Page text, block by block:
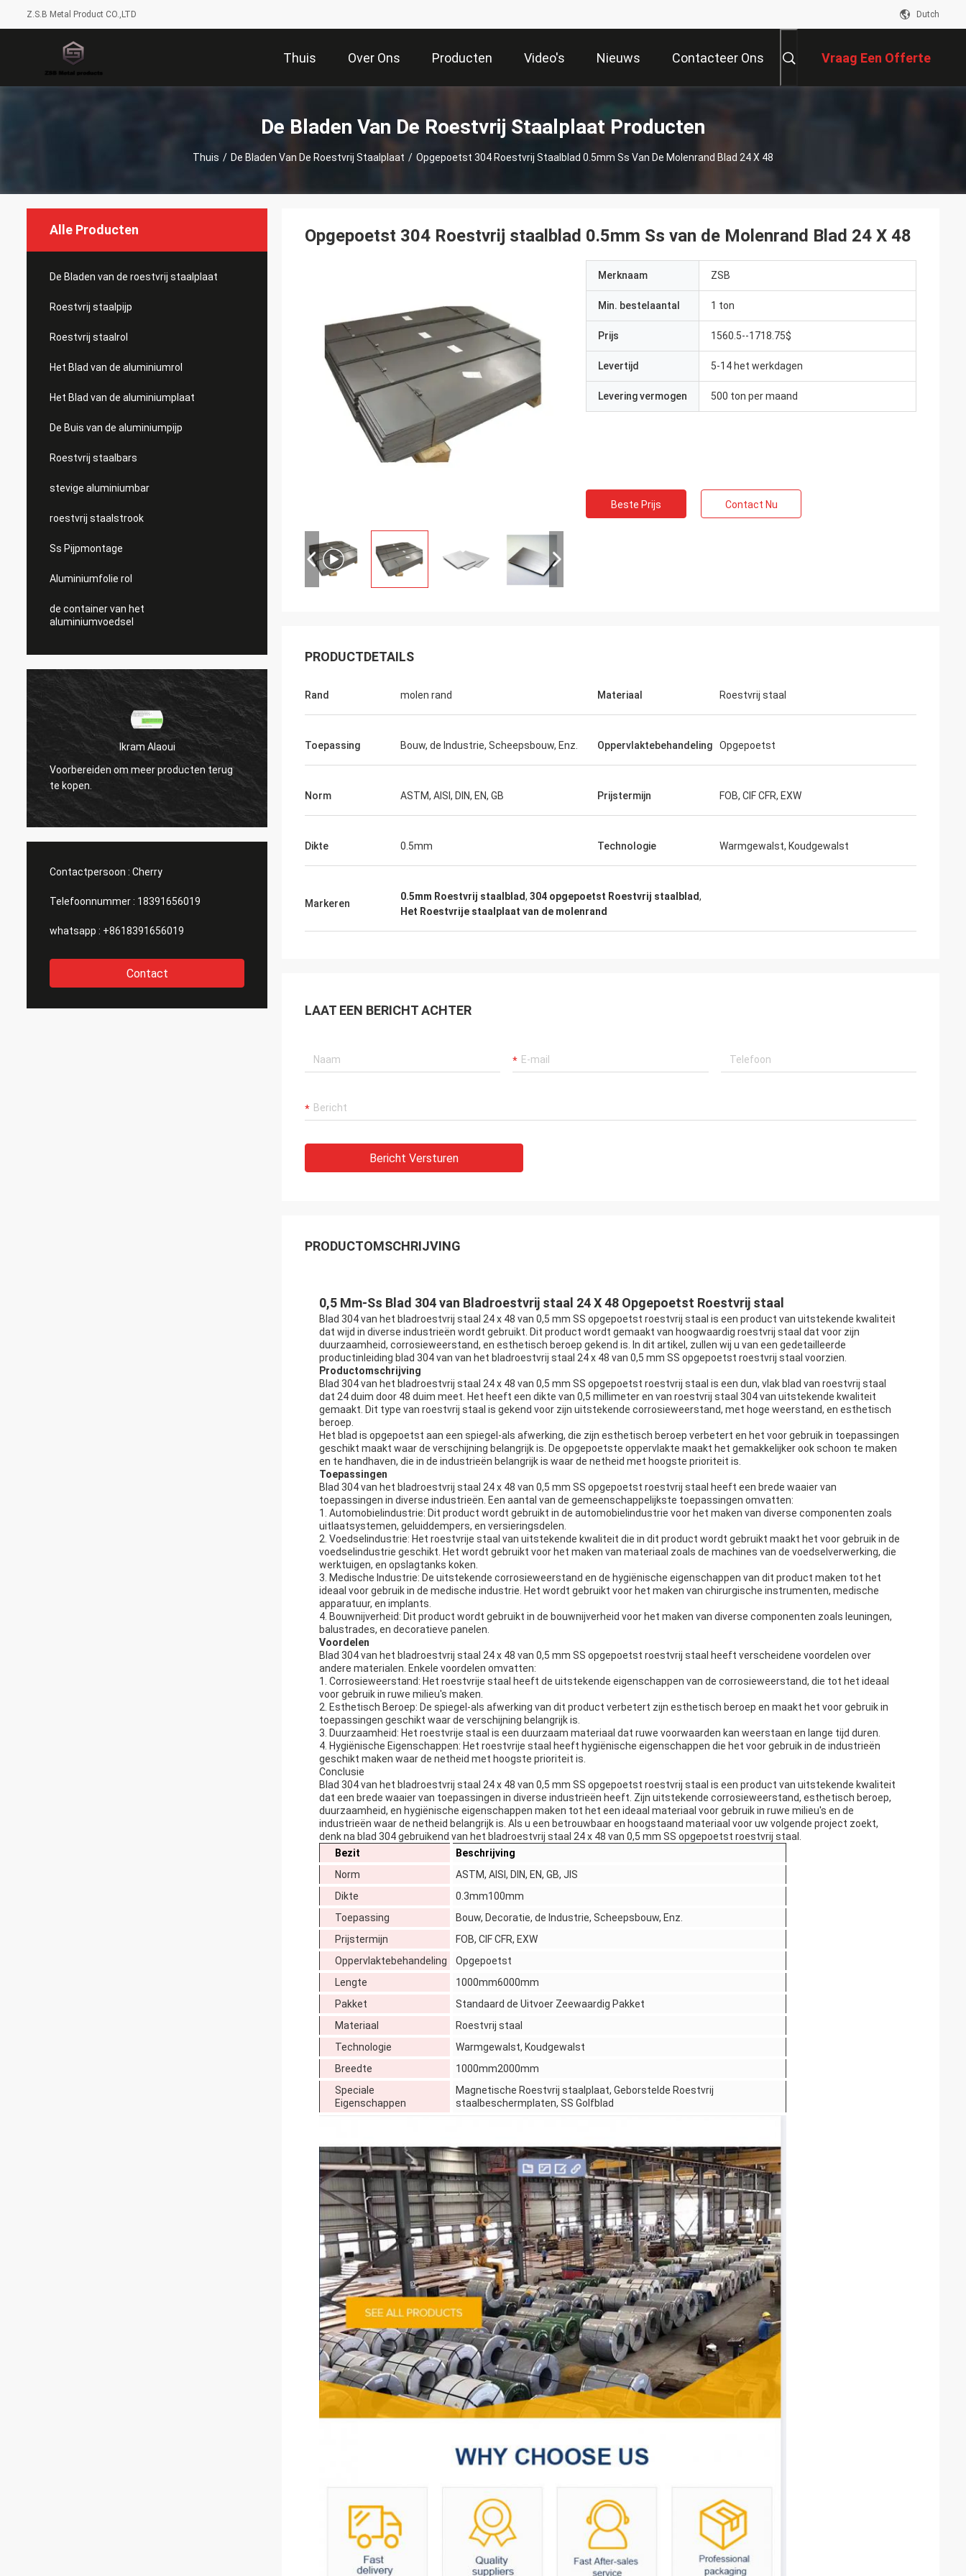
Z.S.B Metal Product CO.,LTD Dutch
Thuis Over Ons Producten Video's Nieuws Contacteer Ons Vraag Een Offerte
De Bladen Van De Roestvrij Staalplaat Producten
Thuis / De Bladen Van De Roestvrij Staalplaat / Opgepoetst 304 Roestvrij Staalblad 0.5mm Ss Van De Molenrand Blad 24 X 48
Alle Producten
De Bladen van de roestvrij staalplaat
Roestvrij staalpijp
Roestvrij staalrol
Het Blad van de aluminiumrol
Het Blad van de aluminiumplaat
De Buis van de aluminiumpijp
Roestvrij staalbars
stevige aluminiumbar
roestvrij staalstrook
Ss Pijpmontage
Aluminiumfolie rol
de container van het
aluminiumvoedsel
Ikram Alaoui
Voorbereiden om meer producten terug
te kopen.
Ikram Alaoui
Voorbereiden om meer producten terug
Contactpersoon : Cherry
Telefoonnummer : 18391656019
whatsapp : +8618391656019
Contact
Opgepoetst 304 Roestvrij staalblad 0.5mm Ss van de Molenrand Blad 24 X 48
Merknaam ZSB
Min. bestelaantal 1 ton
Prijs 1560.5--1718.75$
Levertijd 5-14 het werkdagen
Levering vermogen 500 ton per maand
Beste Prijs Contact Nu
PRODUCTDETAILS
Rand molen rand Materiaal Roestvrij staal
Toepassing Bouw, de Industrie, Scheepsbouw, Enz. Oppervlaktebehandeling Opgepoetst
Norm ASTM, AISI, DIN, EN, GB Prijstermijn FOB, CIF CFR, EXW
Dikte 0.5mm Technologie Warmgewalst, Koudgewalst
Markeren
0.5mm Roestvrij staalblad, 304 opgepoetst Roestvrij staalblad,
Het Roestvrije staalplaat van de molenrand
LAAT EEN BERICHT ACHTER
Bericht Versturen
PRODUCTOMSCHRIJVING
0,5 Mm-Ss Blad 304 van Bladroestvrij staal 24 X 48 Opgepoetst Roestvrij staal
Blad 304 van het bladroestvrij staal 24 x 48 van 0,5 mm SS opgepoetst roestvrij staal is een product van uitstekende kwaliteit
dat wijd in diverse industrieën wordt gebruikt. Dit product wordt gemaakt van hoogwaardig roestvrij staal dat voor zijn
duurzaamheid, corrosieweerstand, en esthetisch beroep gekend is. In dit artikel, zullen wij u van een gedetailleerde
productinleiding blad 304 van van het bladroestvrij staal 24 x 48 van 0,5 mm SS opgepoetst roestvrij staal voorzien.
Productomschrijving
Blad 304 van het bladroestvrij staal 24 x 48 van 0,5 mm SS opgepoetst roestvrij staal is een dun, vlak blad van roestvrij staal
dat 24 duim door 48 duim meet. Het heeft een dikte van 0,5 millimeter en van roestvrij staal 304 van uitstekende kwaliteit
gemaakt. Dit type van roestvrij staal is gekend voor zijn uitstekende corrosieweerstand, met hoge weerstand, en esthetisch
beroep.
Het blad is opgepoetst aan een spiegel-als afwerking, die zijn esthetisch beroep verbetert en het voor gebruik in toepassingen
geschikt maakt waar de verschijning belangrijk is. De opgepoetste oppervlakte maakt het gemakkelijker ook schoon te maken
en te handhaven, die in de industrieën belangrijk is waar de netheid met hoogste prioriteit is.
Toepassingen
Blad 304 van het bladroestvrij staal 24 x 48 van 0,5 mm SS opgepoetst roestvrij staal heeft een brede waaier van
toepassingen in diverse industrieën. Een aantal van de gemeenschappelijkste toepassingen omvatten:
1. Automobielindustrie: Dit product wordt gebruikt in de automobielindustrie voor het maken van diverse componenten zoals
uitlaatsystemen, geluiddempers, en versieringsdelen.
2. Voedselindustrie: Het roestvrije staal van uitstekende kwaliteit die in dit product wordt gebruikt maakt het voor gebruik in de
voedselindustrie geschikt. Het wordt gebruikt voor het maken van materiaal zoals de machines van de voedselverwerking, die
werktuigen, en opslagtanks koken.
3. Medische Industrie: De uitstekende corrosieweerstand en de hygiënische eigenschappen van dit product maken tot het
ideaal voor gebruik in de medische industrie. Het wordt gebruikt voor het maken van chirurgische instrumenten, medische
apparatuur, en implants.
4. Bouwnijverheid: Dit product wordt gebruikt in de bouwnijverheid voor het maken van diverse componenten zoals leuningen,
balustrades, en decoratieve panelen.
Voordelen
Blad 304 van het bladroestvrij staal 24 x 48 van 0,5 mm SS opgepoetst roestvrij staal heeft verscheidene voordelen over
andere materialen. Enkele voordelen omvatten:
1. Corrosieweerstand: Het roestvrije staal heeft de uitstekende eigenschappen van de corrosieweerstand, die tot het ideaal
voor gebruik in ruwe milieu's maken.
2. Esthetisch Beroep: De spiegel-als afwerking van dit product verbetert zijn esthetisch beroep en maakt het voor gebruik in
toepassingen geschikt waar de verschijning belangrijk is.
3. Duurzaamheid: Het roestvrije staal is een duurzaam materiaal dat ruwe voorwaarden kan weerstaan en lange tijd duren.
4. Hygiënische Eigenschappen: Het roestvrije staal heeft hygiënische eigenschappen die het voor gebruik in de industrieën
geschikt maken waar de netheid met hoogste prioriteit is.
Conclusie
Blad 304 van het bladroestvrij staal 24 x 48 van 0,5 mm SS opgepoetst roestvrij staal is een product van uitstekende kwaliteit
dat een brede waaier van toepassingen in diverse industrieën heeft. Zijn uitstekende corrosieweerstand, esthetisch beroep,
duurzaamheid, en hygiënische eigenschappen maken tot het een ideaal materiaal voor gebruik in ruwe milieu's en de
industrieën waar de netheid belangrijk is. Als u een betrouwbaar en hoogstaand materiaal voor uw volgende project zoekt,
denk na blad 304 gebruikend van het bladroestvrij staal 24 x 48 van 0,5 mm SS opgepoetst roestvrij staal.
Bezit
Beschrijving
Norm
ASTM, AISI, DIN, EN, GB, JIS
Dikte
0.3mm100mm
Toepassing
Bouw, Decoratie, de Industrie, Scheepsbouw, Enz.
Prijstermijn
FOB, CIF CFR, EXW
Oppervlaktebehandeling
Opgepoetst
Lengte
1000mm6000mm
Pakket
Standaard de Uitvoer Zeewaardig Pakket
Materiaal
Roestvrij staal
Technologie
Warmgewalst, Koudgewalst
Breedte
1000mm2000mm
Speciale
Eigenschappen
Magnetische Roestvrij staalplaat, Geborstelde Roestvrij
staalbeschermplaten, SS Golfblad